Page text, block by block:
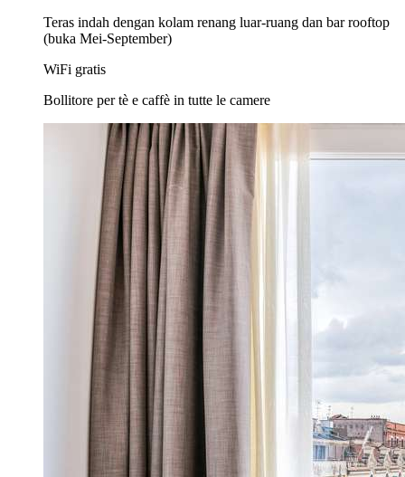
Teras indah dengan kolam renang luar-ruang dan bar rooftop
(buka Mei-September)
WiFi gratis
Bollitore per tè e caffè in tutte le camere